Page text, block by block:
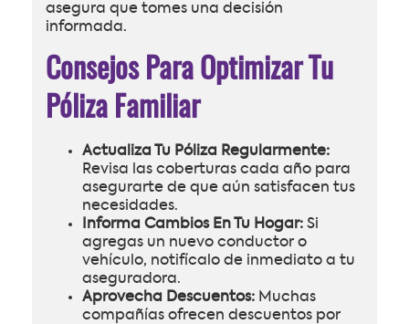
asegura que tomes una decisión
informada.
Consejos Para Optimizar Tu
Póliza Familiar
Actualiza Tu Póliza Regularmente:
Revisa las coberturas cada año para
asegurarte de que aún satisfacen tus
necesidades.
Informa Cambios En Tu Hogar: Si
agregas un nuevo conductor o
vehículo, notifícalo de inmediato a tu
aseguradora.
Aprovecha Descuentos: Muchas
compañías ofrecen descuentos por